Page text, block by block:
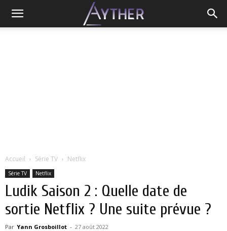
Accueil Série TV Netflix
Série TV Netflix
Ludik Saison 2 : Quelle date de
sortie Netflix ? Une suite prévue ?
Par Yann Grosboillot - 27 août 2022